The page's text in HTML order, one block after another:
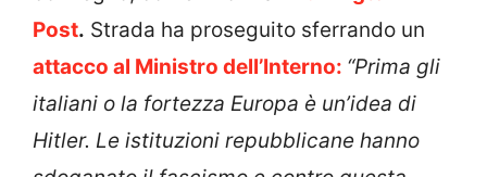
Post. Strada ha proseguito sferrando un
attacco al Ministro dell’Interno: “Prima gli
italiani o la fortezza Europa è un’idea di
Hitler. Le istituzioni repubblicane hanno